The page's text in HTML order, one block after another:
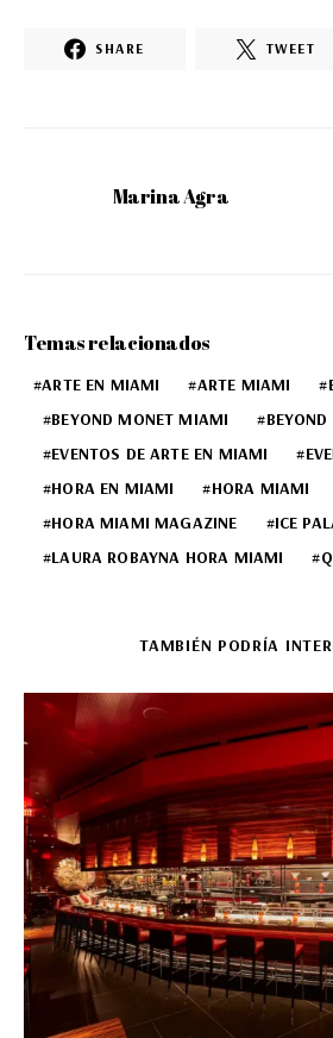
SHARE TWEET
Marina Agra
Temas relacionados
ARTE EN MIAMI ARTE MIAMI
BEYOND MONET MIAMI
EVENTOS DE ARTE EN MIAMI
HORA EN MIAMI
HORA MIAMI
HORA MIAMI MAGAZINE
ICE
LAURA ROBAYNA HORA MIAMI
TAMBIÉN PODRÍA